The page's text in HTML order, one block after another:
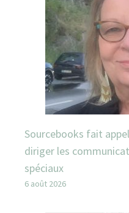
Sourcebooks fait
diriger les
spéciaux
6 août 2026